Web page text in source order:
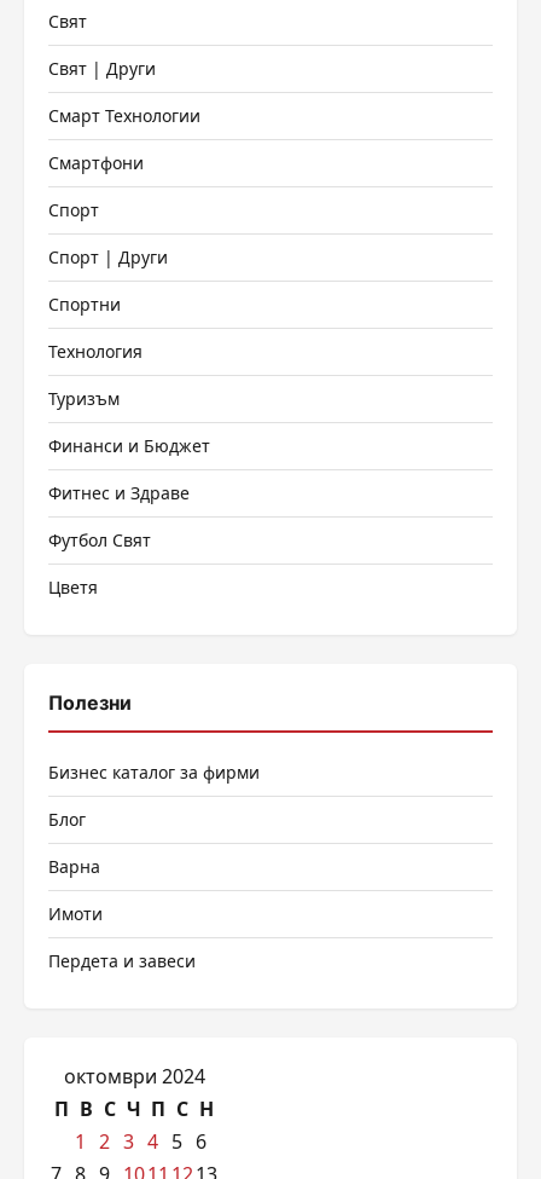
Свят
Свят | Други
Смарт Технологии
Смартфони
Спорт
Спорт | Други
Спортни
Технология
Туризъм
Финанси и Бюджет
Фитнес и Здраве
Футбол Свят
Цветя
Полезни
Бизнес каталог за фирми
Блог
Варна
Имоти
Пердета и завеси
октомври 2024
П В С Ч П С Н
1
2 3 4 5 6